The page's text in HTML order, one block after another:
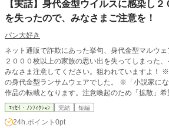
【実話】身代金型ウイルスに感染し
を失ったので、みなさまご注意を！
パン大好き
ネット通販で詐欺にあった挙句、身代金型マルウェ
２０００枚以上の家族の思い出を失ってしまった、
みなさま注意してください。狙われていますよ！
の身代金型ランサムウェアでした。 ※「小説家に
作品の転載となります。注意喚起のため「拡散」希
ｴｯｾｲ・ﾉﾝﾌｨｸｼｮﾝ 完結 短編
24h.ポイント 0pt